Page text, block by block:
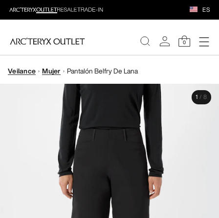
ES
0
MUJERE
Veilance Mujer Pantalón Belfry De Lana
1 / 8